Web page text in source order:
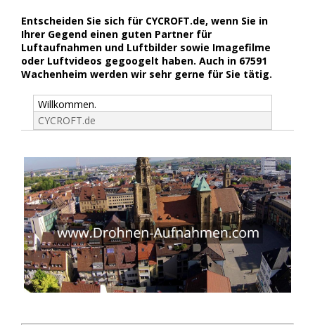
Entscheiden Sie sich für CYCROFT.de, wenn Sie in
Ihrer Gegend einen guten Partner für
Luftaufnahmen und Luftbilder sowie Imagefilme
oder Luftvideos gegoogelt haben. Auch in 67591
Wachenheim werden wir sehr gerne für Sie tätig.
Willkommen.
CYCROFT.de